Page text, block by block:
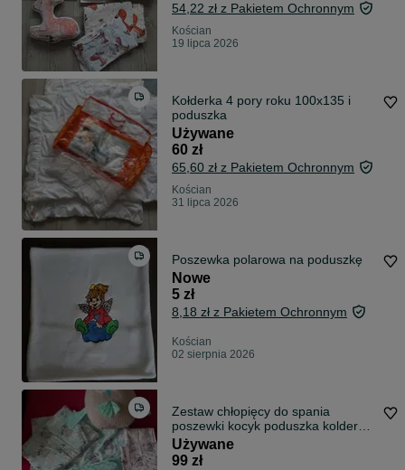
54,22 zł z Pakietem Ochronnym
Kościan
19 lipca 2026
Kołderka 4 pory roku 100x135 i
poduszka
Używane
60 zł
65,60 zł z Pakietem Ochronnym
Kościan
31 lipca 2026
Poszewka polarowa na poduszkę
Nowe
5 zł
8,18 zł z Pakietem Ochronnym
Kościan
02 sierpnia 2026
Zestaw chłopięcy do spania
poszewki kocyk poduszka kolderka
rożek
Używane
99 zł